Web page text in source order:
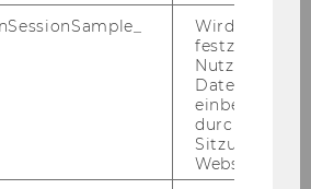
Karl Polanyi and housing
elements of a new research
program for foundational
Wird gesetzt,
festzustellen,
Nutzer in die
einbezogen
durch das
Sitzungslimit
Website